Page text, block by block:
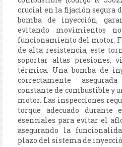
crucial en la fijación segura
bomba de inyección,
evitando movimientos
funcionamiento del motor.
de alta resistencia, este
soportar altas presiones,
térmica. Una bomba de
correctamente
constante de combustible y
motor. Las inspecciones
torque adecuado
esenciales para evitar el
asegurando la
plazo del sistema de